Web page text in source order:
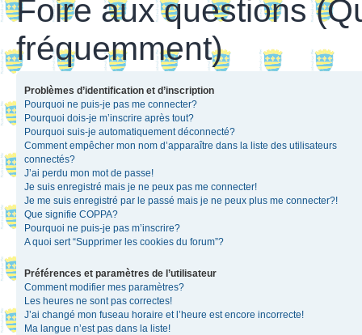
Foire aux questions
fréquemment)
Problèmes d’identification et d’inscription
Pourquoi ne puis-je pas me connecter?
Pourquoi dois-je m’inscrire après tout?
Pourquoi suis-je automatiquement déconnecté?
Comment empêcher mon nom d’apparaître dans la liste des utilisateurs
connectés?
J’ai perdu mon mot de passe!
Je suis enregistré mais je ne peux pas me connecter!
Je me suis enregistré par le passé mais je ne peux plus me connecter?!
Que signifie COPPA?
Pourquoi ne puis-je pas m’inscrire?
A quoi sert “Supprimer les cookies du forum”?
Préférences et paramètres de l’utilisateur
Comment modifier mes paramètres?
Les heures ne sont pas correctes!
J’ai changé mon fuseau horaire et l’heure est encore incorrecte!
Ma langue n’est pas dans la liste!